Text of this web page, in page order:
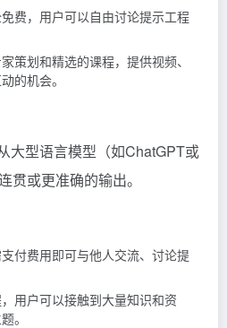
费，用户可以自由讨论提示工程
策划和精选的课程，提供视频、
的机会。
大型语言模型（如ChatGPT或
贯或更准确的输出。
付费用即可与他人交流、讨论提
用户可以接触到大量知识和资
。